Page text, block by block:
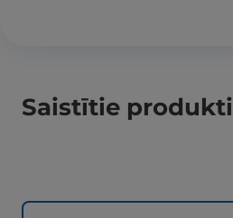
Saistītie produkti